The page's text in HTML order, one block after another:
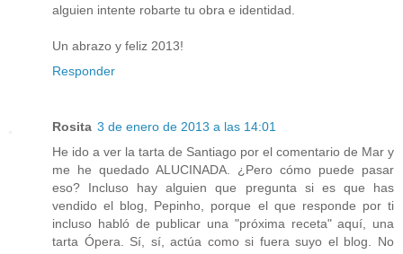
alguien intente robarte tu obra e identidad.
Un abrazo y feliz 2013!
Responder
Rosita 3 de enero de 2013 a las 14:01
He ido a ver la tarta de Santiago por el comentario de Mar y
me he quedado ALUCINADA. ¿Pero cómo puede pasar
eso? Incluso hay alguien que pregunta si es que has
vendido el blog, Pepinho, porque el que responde por ti
incluso habló de publicar una "próxima receta" aquí, una
tarta Ópera. Sí, sí, actúa como si fuera suyo el blog. No